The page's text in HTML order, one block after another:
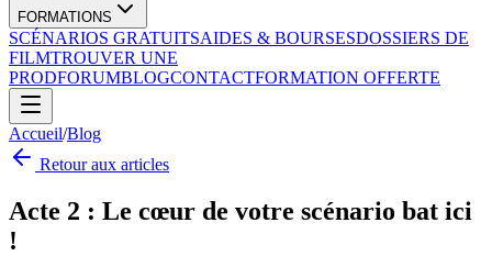
FORMATIONS
SCÉNARIOS GRATUITSAIDES & BOURSESDOSSIERS DE
FILMTROUVER UNE
PRODFORUMBLOGCONTACTFORMATION OFFERTE
Accueil/Blog
Retour aux articles
Acte 2 : Le cœur de votre scénario bat ici
!